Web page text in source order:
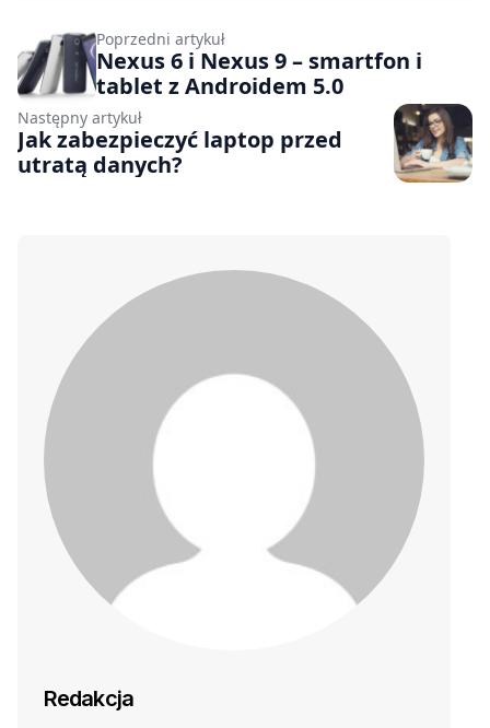
Poprzedni artykuł
Nexus 6 i Nexus 9 – smartfon i
tablet z Androidem 5.0
Następny artykuł
Jak zabezpieczyć laptop przed
utratą danych?
Redakcja